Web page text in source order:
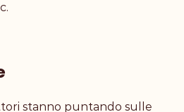
stanno puntando sulle